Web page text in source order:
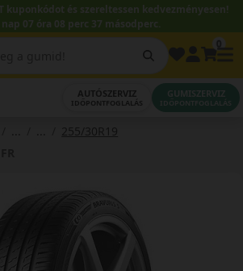
kuponkódot és szereltessen kedvezményesen!
07 óra 08 perc 36 másodperc.
AUTÓSZERVIZ
IDŐPONTFOGLALÁS
GUMISZERVIZ
IDŐPONTFOGLALÁS
255/30R19